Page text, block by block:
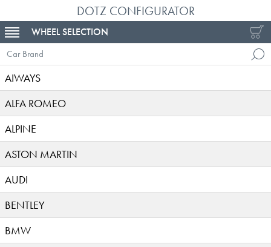
DOTZ CONFIGURATOR
TOGGLE NAVIGATION
WHEEL SELECTION
Car Brand
AIWAYS
ALFA ROMEO
ALPINE
ASTON MARTIN
AUDI
BENTLEY
BMW